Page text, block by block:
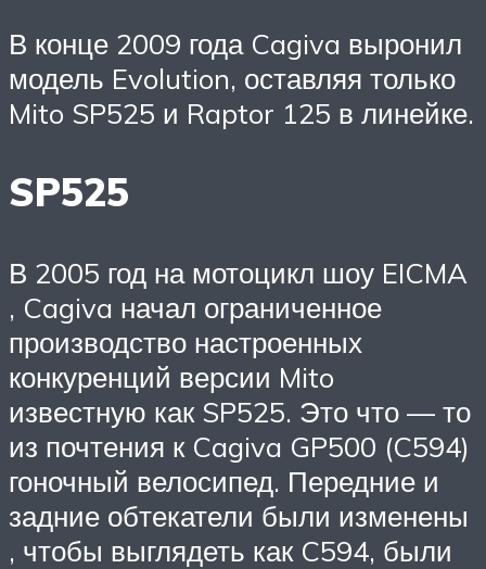
В конце 2009 года Cagiva выронил
модель Evolution, оставляя только
Mito SP525 и Raptor 125 в линейке.
SP525
В 2005 год на мотоцикл шоу EICMA
, Cagiva начал ограниченное
производство настроенных
конкуренций версии Mito
известную как SP525. Это что — то
из почтения к Cagiva GP500 (C594)
гоночный велосипед. Передние и
задние обтекатели были изменены
, чтобы выглядеть как C594, были